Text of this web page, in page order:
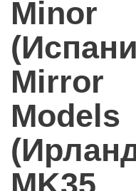
Minor
Mirror
Models
MK35